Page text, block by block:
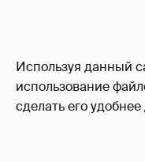
Используя данный
использование
сделать его удобнее